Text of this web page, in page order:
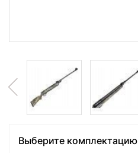
Выберите комплектацию